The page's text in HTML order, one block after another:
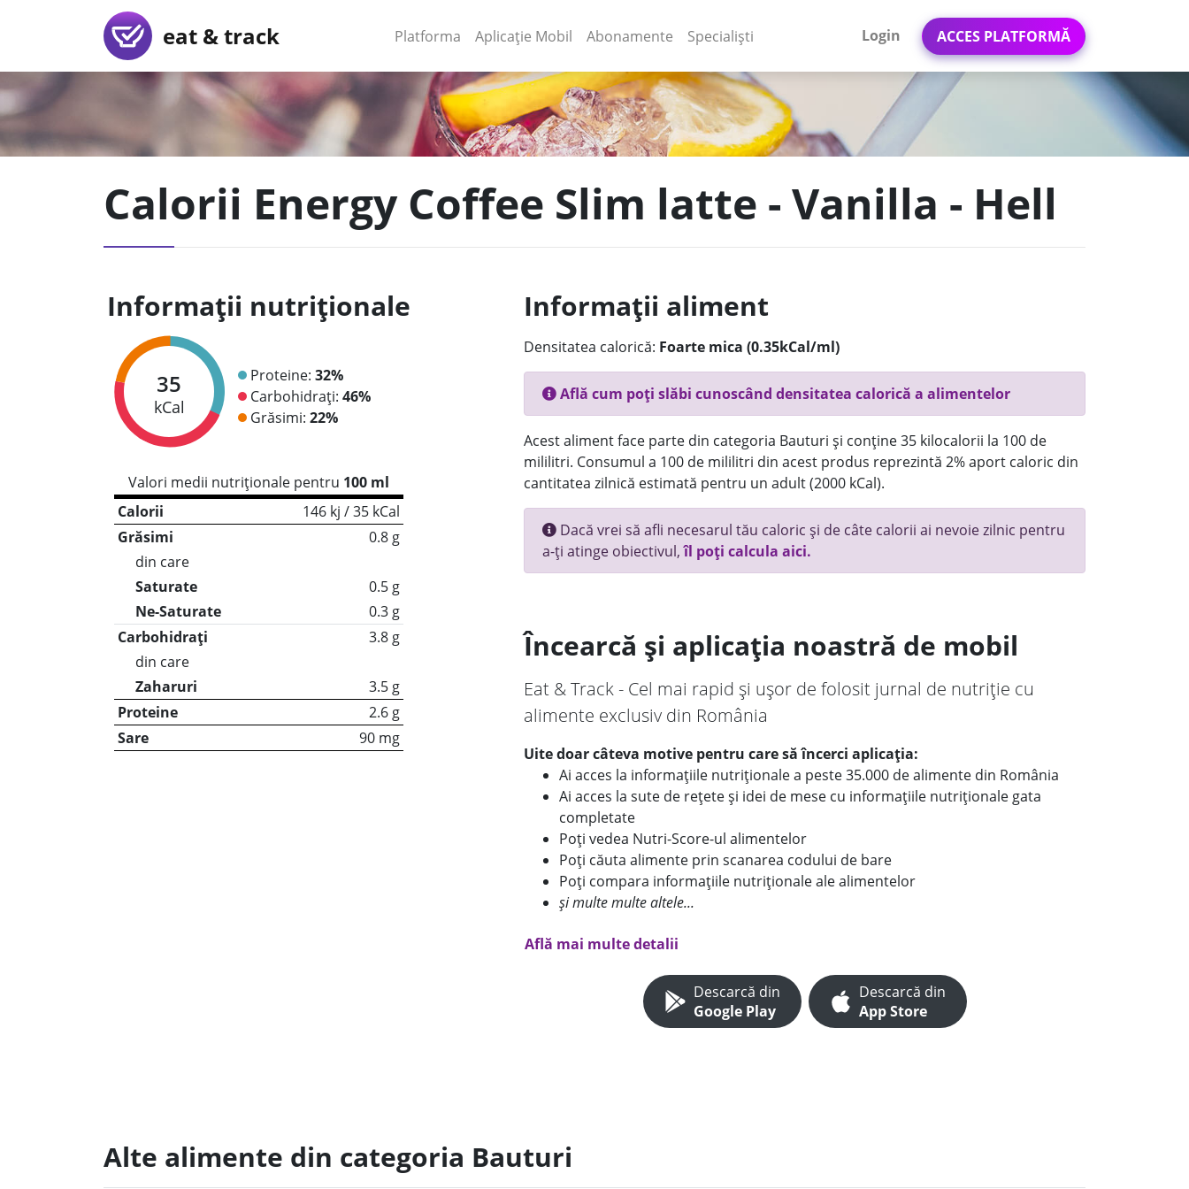
eat & track Platforma (current)
Aplicație Mobil (current)
Abonamente Specialiști Login ACCES PLATFORMĂ
Calorii Energy Coffee Slim latte - Vanilla - Hell
Informații nutriționale
35
kCal
Proteine: 32%
Carbohidrați: 46%
Grăsimi: 22%
Valori medii nutriționale pentru 100 ml
Calorii
146 kj / 35 kCal
Grăsimi
0.8 g
din care
Saturate
0.5 g
Ne-Saturate
0.3 g
Carbohidrați
3.8 g
din care
Zaharuri
3.5 g
Proteine
2.6 g
Sare
90 mg
Informații aliment
Densitatea calorică: Foarte mica (0.35kCal/ml)
Află cum poți slăbi cunoscând densitatea calorică a alimentelor
Acest aliment face parte din categoria Bauturi și conține 35 kilocalorii la 100 de
mililitri. Consumul a 100 de mililitri din acest produs reprezintă 2% aport caloric din
cantitatea zilnică estimată pentru un adult (2000 kCal).
Dacă vrei să afli necesarul tău caloric și de câte calorii ai nevoie zilnic pentru
a-ți atinge obiectivul,îl poți calcula aici.
Încearcă și aplicația noastră de mobil
Eat & Track - Cel mai rapid și ușor de folosit jurnal de nutriție cu
alimente exclusiv din România
Uite doar câteva motive pentru care să încerci aplicația:
Ai acces la informațiile nutriționale a peste 35.000 de alimente din România
Ai acces la sute de rețete și idei de mese cu informațiile nutriționale gata
completate
Poți vedea Nutri-Score-ul alimentelor
Poți căuta alimente prin scanarea codului de bare
Poți compara informațiile nutriționale ale alimentelor
și multe multe altele...
Află mai multe detalii
Descarcă din
Google Play
Descarcă din
App Store
Alte alimente din categoria Bauturi